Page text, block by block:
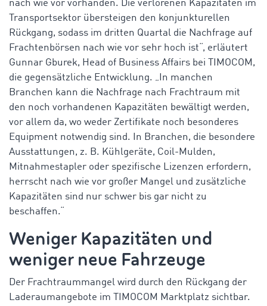
nach wie vor vorhanden. Die verlorenen Kapazitäten im
Transportsektor übersteigen den konjunkturellen
Rückgang, sodass im dritten Quartal die Nachfrage auf
Frachtenbörsen nach wie vor sehr hoch ist“, erläutert
Gunnar Gburek, Head of Business Affairs bei TIMOCOM,
die gegensätzliche Entwicklung. „In manchen
Branchen kann die Nachfrage nach Frachtraum mit
den noch vorhandenen Kapazitäten bewältigt werden,
vor allem da, wo weder Zertifikate noch besonderes
Equipment notwendig sind. In Branchen, die besondere
Ausstattungen, z. B. Kühlgeräte, Coil-Mulden,
Mitnahmestapler oder spezifische Lizenzen erfordern,
herrscht nach wie vor großer Mangel und zusätzliche
Kapazitäten sind nur schwer bis gar nicht zu
beschaffen.“
Weniger Kapazitäten und
weniger neue Fahrzeuge
Der Frachtraummangel wird durch den Rückgang der
Laderaumangebote im TIMOCOM Marktplatz sichtbar.